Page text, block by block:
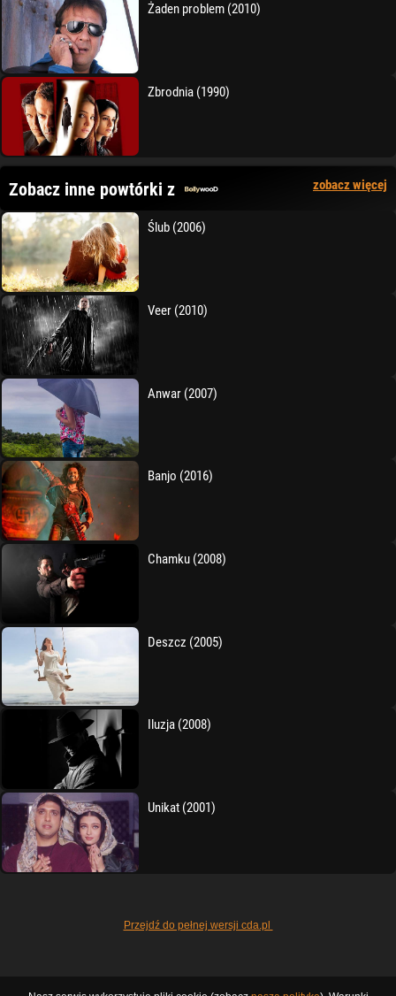
Żaden problem (2010)
Zbrodnia (1990)
Zobacz inne powtórki z zobacz więcej
Ślub (2006)
Veer (2010)
Anwar (2007)
Banjo (2016)
Chamku (2008)
Deszcz (2005)
Iluzja (2008)
Unikat (2001)
Przejdź do pełnej wersji cda.pl